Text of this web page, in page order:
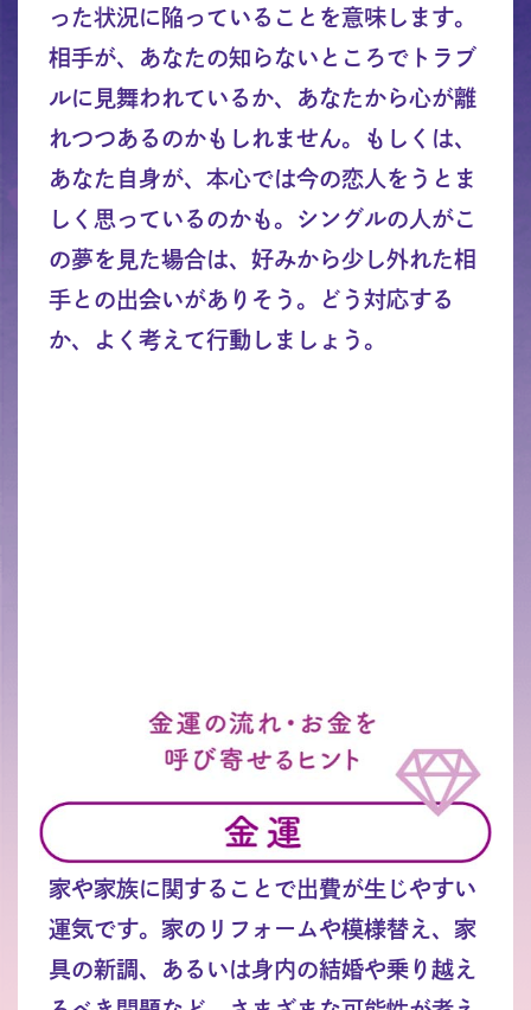
った状況に陥っていることを意味します。
相手が、あなたの知らないところでトラブ
ルに見舞われているか、あなたから心が離
れつつあるのかもしれません。もしくは、
あなた自身が、本心では今の恋人をうとま
しく思っているのかも。シングルの人がこ
の夢を見た場合は、好みから少し外れた相
手との出会いがありそう。どう対応する
か、よく考えて行動しましょう。
家や家族に関することで出費が生じやすい
運気です。家のリフォームや模様替え、家
具の新調、あるいは身内の結婚や乗り越え